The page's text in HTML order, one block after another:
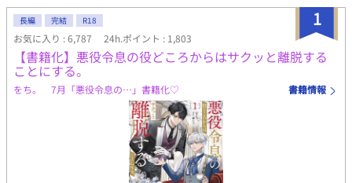
1
長編 完結 R18
お気に入り : 6,787 24h.ポイント : 1,803
【書籍化】悪役令息の役どころからはサクッと離脱する
ことにする。
をち。 7月「悪役令息の…」書籍化♡ 書籍情報